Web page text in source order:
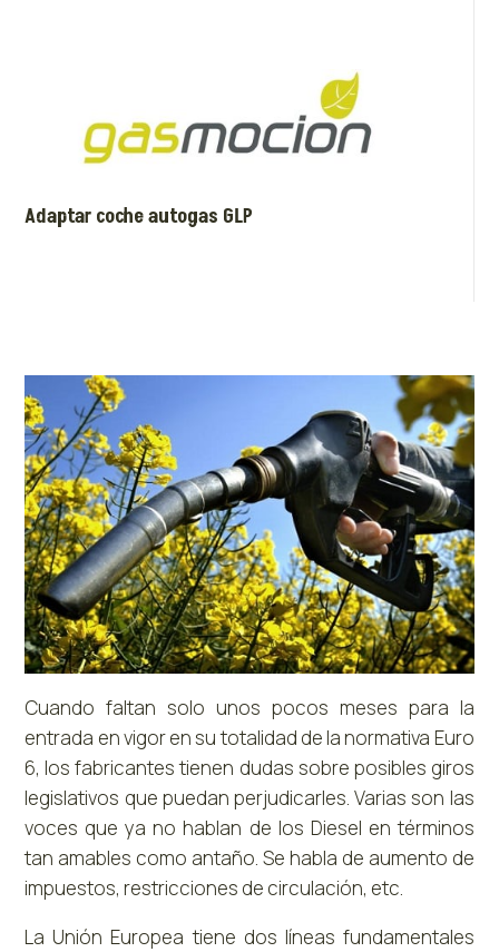
Adaptar coche autogas GLP
Cuando faltan solo unos pocos meses para la
entrada en vigor en su totalidad de la normativa Euro
6, los fabricantes tienen dudas sobre posibles giros
legislativos que puedan perjudicarles. Varias son las
voces que ya no hablan de los Diesel en términos
tan amables como antaño. Se habla de aumento de
impuestos, restricciones de circulación, etc.
La Unión Europea tiene dos líneas fundamentales